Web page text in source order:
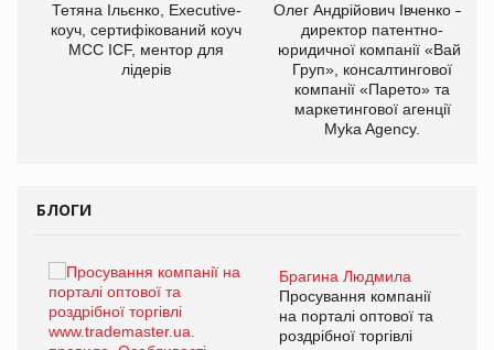
Тетяна Ільєнко, Executive-
коуч, сертифікований коуч
МСС ICF, ментор для
лідерів
Олег Андрійович Івченко —
директор патентно-
юридичної компанії «Вайз
Груп», консалтингової
компанії «Парето» та
маркетингової агенції
Myka Agency.
БЛОГИ
Брагина Людмила
Просування компанії
на порталі оптової та
роздрібної торгівлі